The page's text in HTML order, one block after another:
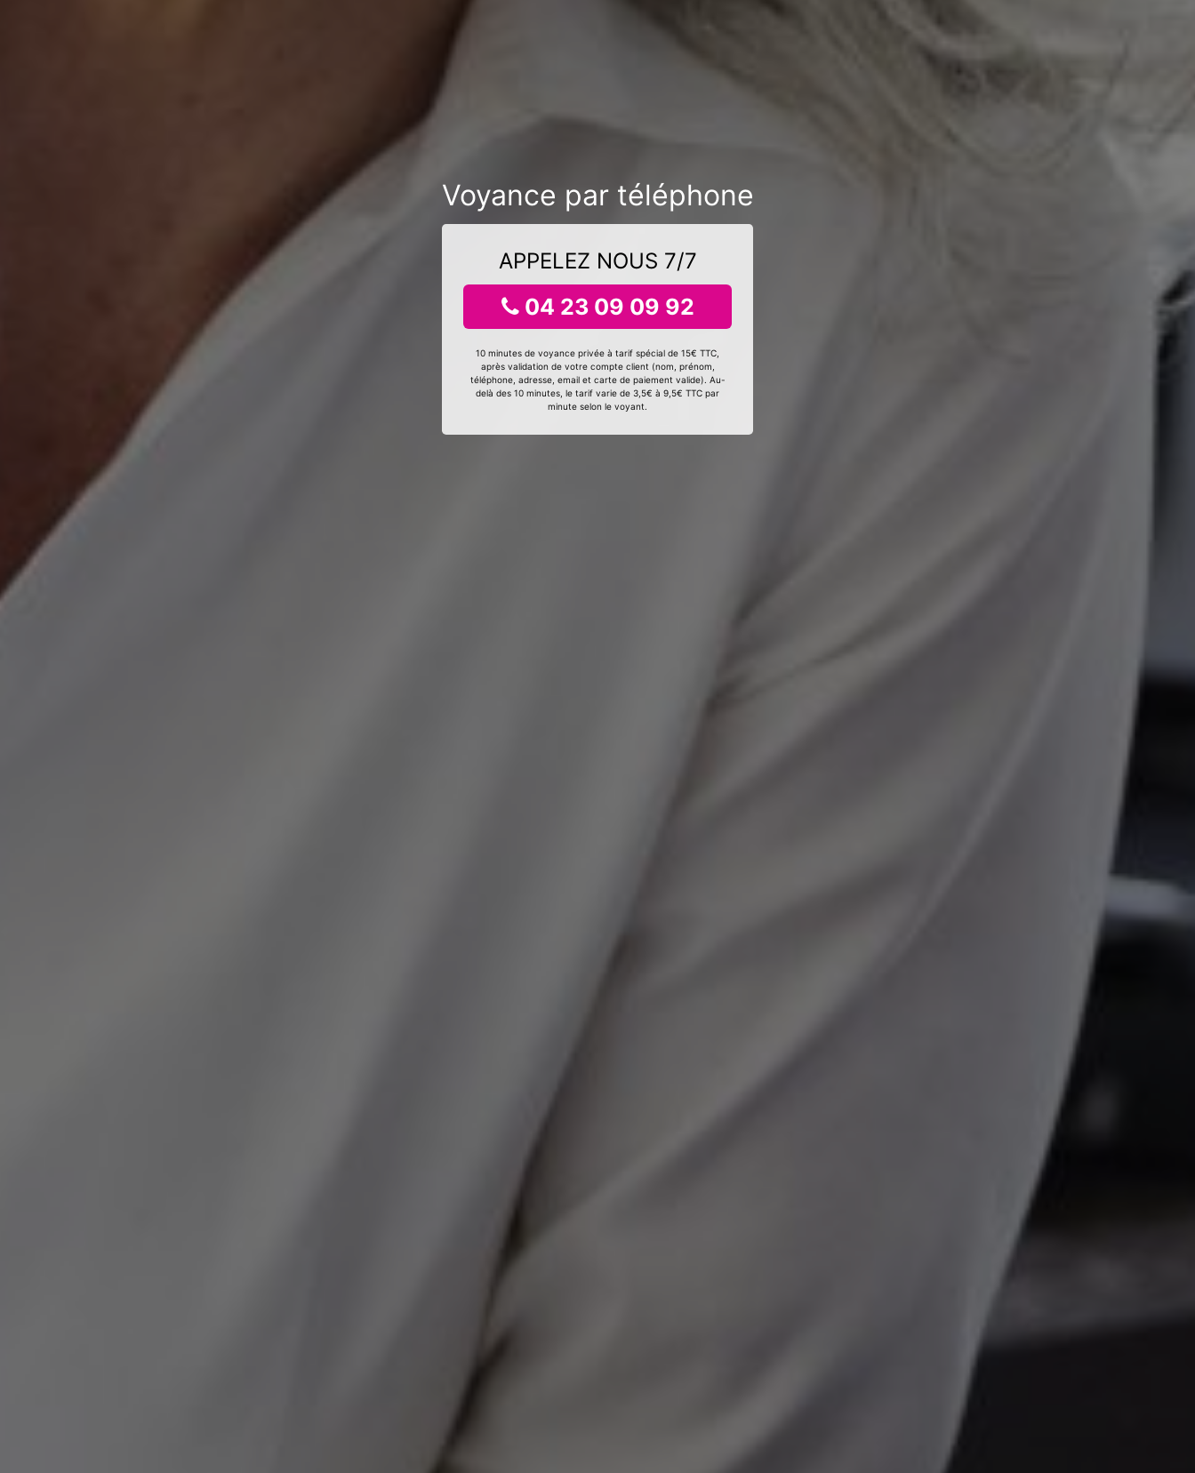
Voyance par téléphone
APPELEZ NOUS 7/7
04 23 09 09 92
10 minutes de voyance privée à tarif spécial de 15€ TTC,
après validation de votre compte client (nom, prénom,
téléphone, adresse, email et carte de paiement valide). Au-
delà des 10 minutes, le tarif varie de 3,5€ à 9,5€ TTC par
minute selon le voyant.